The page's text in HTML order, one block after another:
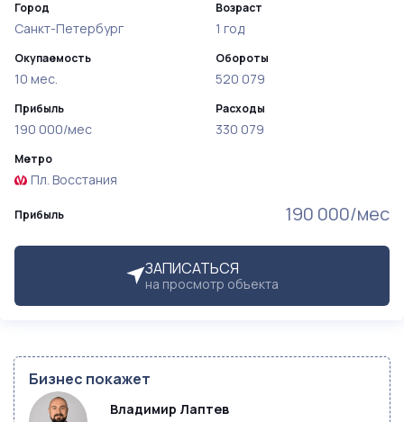
Прибыль 190 000/мес
ЗАПИСАТЬСЯ
на просмотр объекта
Город
Санкт-Петербург
Окупаемость
10 мес.
Прибыль
190 000/мес
Возраст
1 год
Обороты
520 079
Расходы
330 079
Метро
Пл. Восстания
Бизнес покажет
Владимир Лаптев